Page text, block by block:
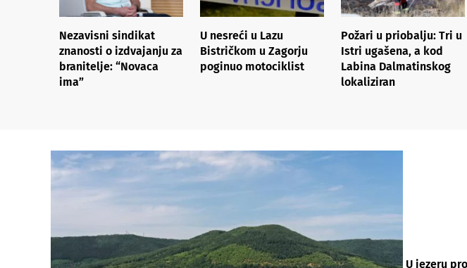
Nezavisni sindikat
znanosti o izdvajanju za
branitelje: “Novaca
ima”
U nesreći u Lazu
Bistričkom u Zagorju
poginuo motociklist
Požari u priobalju: Tri u
Istri ugašena, a kod
Labina Dalmatinskog
lokaliziran
U jezeru